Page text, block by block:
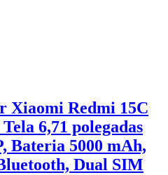
Xiaomi Redmi 15C
6,71 polegadas
Bateria 5000 mAh,
Dual SIM